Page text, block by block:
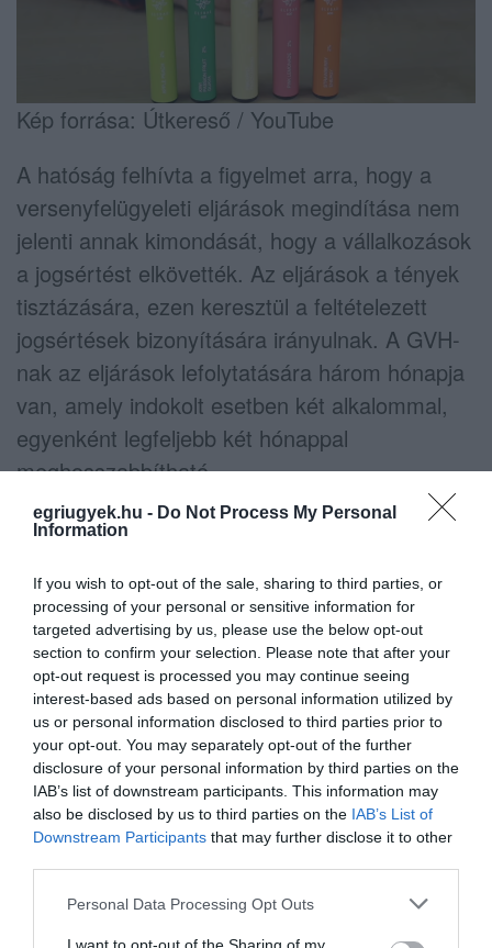
egriugyek.hu - Do Not Process My Personal
Information
If you wish to opt-out of the sale, sharing to third parties, or
processing of your personal or sensitive information for
targeted advertising by us, please use the below opt-out
section to confirm your selection. Please note that after your
opt-out request is processed you may continue seeing
interest-based ads based on personal information utilized by
us or personal information disclosed to third parties prior to
your opt-out. You may separately opt-out of the further
disclosure of your personal information by third parties on the
IAB’s list of downstream participants. This information may
also be disclosed by us to third parties on the IAB’s List of
Downstream Participants that may further disclose it to other
Please note that this website/app uses one or more Google
Personal Data Processing Opt Outs
Kép forrása: Útkereső / YouTube
A hatóság felhívta a figyelmet arra, hogy a
versenyfelügyeleti eljárások megindítása nem
jelenti annak kimondását, hogy a vállalkozások
a jogsértést elkövették. Az eljárások a tények
tisztázására, ezen keresztül a feltételezett
jogsértések bizonyítására irányulnak. A GVH-
nak az eljárások lefolytatására három hónapja
van, amely indokolt esetben két alkalommal,
egyenként legfeljebb két hónappal
meghosszabbítható.
Ahogy azt portálunk is megírta, az általános
napokban a Magyar Ártalomcsökkentő
Egyesület elnöke, Toldy-Schedel Emilúgy
nyilatkozott:tévedés, hogy a leszokásban nem
segít – mivel a klasszikus dohányosok nem
fogják használni –, azonban sok olyan fiatal
fogja szívni, aki eddig soha nem dohányzott.
Ne maradjon le a legfrissebb hírekről, kövessen
bennünket az EGRI ÜGYEK Google Hírek oldalán!